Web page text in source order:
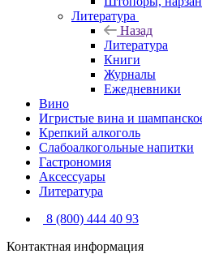
Литература
Назад
Литература
Книги
Журналы
Ежедневники
Вино
Игристые вина и
Крепкий алкоголь
Слабоалкогольные напитки
Гастрономия
Аксессуары
Литература
8 (800) 444 40 93
Контактная информация